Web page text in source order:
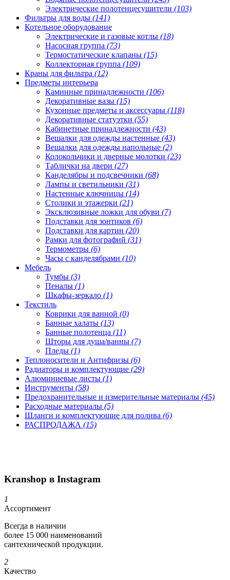
Электрические полотенцесушители (103)
Фильтры для воды (141)
Котельное оборудование
Электрические и газовые котлы (18)
Насосная группа (73)
Термостатические клапаны (15)
Коллекторная группа (109)
Краны для фильтра (12)
Предметы интерьера
Каминные принадлежности (106)
Декоративные вазы (15)
Кухонные предметы и аксессуары (118)
Декоративные статуэтки (55)
Кабинетные принадлежности (43)
Вешалки для одежды настенные (43)
Вешалки для одежды напольные (2)
Колокольчики и дверные молотки (23)
Таблички на двери (27)
Канделябры и подсвечники (68)
Лампы и светильники (31)
Настенные ключницы (14)
Столики и этажерки (21)
Эксклюзивные ложки для обуви (7)
Подставки для зонтиков (6)
Подставки для картин (20)
Рамки для фотографий (31)
Термометры (6)
Часы с канделябрами (10)
Мебель
Тумбы (3)
Пеналы (1)
Шкафы-зеркало (1)
Текстиль
Коврики для ванной (0)
Банные халаты (13)
Банные полотенца (11)
Шторы для душа/ванны (7)
Пледы (1)
Теплоносители и Антифризы (6)
Радиаторы и комплектующие (29)
Алюминиевые листы (1)
Инструменты (58)
Предохранительные и измерительные материалы (45)
Расходные материалы (5)
Шланги и комплектующие для полива (6)
РАСПРОДАЖА (15)
Kranshop в Instagram
1
Ассортимент
Всегда в наличии
более 15 000 наименований
сантехнической продукции.
2
Качество